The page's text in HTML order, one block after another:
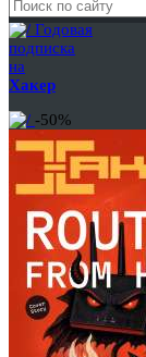
Годовая
подписка
на
Хакер
-50%